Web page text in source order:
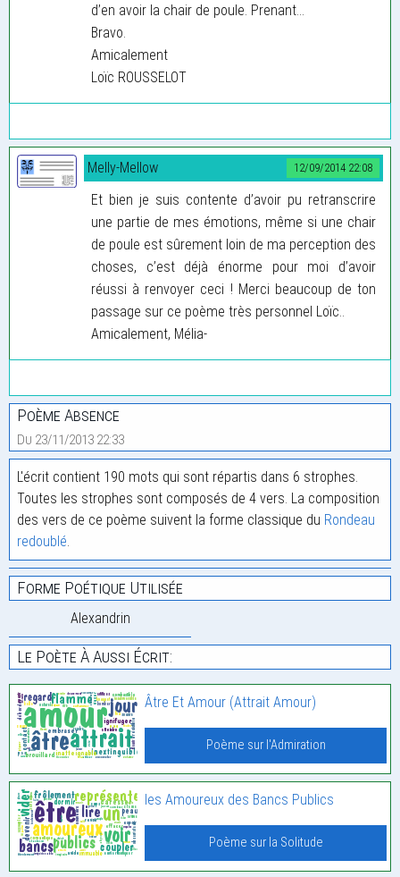
d’en avoir la chair de poule. Prenant...
Bravo.
Amicalement
Loïc ROUSSELOT
12/09/2014 22:08
Melly-Mellow
Et bien je suis contente d’avoir pu retranscrire
une partie de mes émotions, même si une chair
de poule est sûrement loin de ma perception des
choses, c’est déjà énorme pour moi d’avoir
réussi à renvoyer ceci ! Merci beaucoup de ton
passage sur ce poème très personnel Loïc..
Amicalement, Mélia-
Poème Absence
Du 23/11/2013 22:33
L'écrit contient 190 mots qui sont répartis dans 6 strophes.
Toutes les strophes sont composés de 4 vers. La composition
des vers de ce poème suivent la forme classique du Rondeau
redoublé
Forme Poétique Utilisée
Alexandrin
Le Poète À Aussi Écrit:
Âtre Et Amour (Attrait Amour)
Poème sur l'Admiration
les Amoureux des Bancs Publics
Poème sur la Solitude